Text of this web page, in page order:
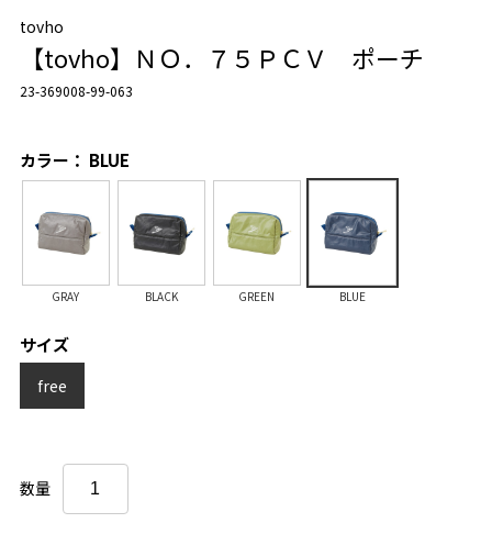
tovho
【tovho】ＮＯ．７５ＰＣＶ ポーチ
23-369008-99-063
カラー： BLUE
GRAY BLACK GREEN BLUE
サイズ
free
数量